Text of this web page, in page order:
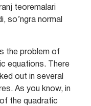
teoremalari
so’ngra normal
the problem of
equations. There
out in several
As you know, in
the quadratic